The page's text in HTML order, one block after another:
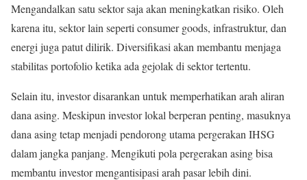
Mengandalkan satu sektor saja akan meningkatkan risiko. Oleh
karena itu, sektor lain seperti consumer goods, infrastruktur, dan
energi juga patut dilirik. Diversifikasi akan membantu menjaga
stabilitas portofolio ketika ada gejolak di sektor tertentu.
Selain itu, investor disarankan untuk memperhatikan arah aliran
dana asing. Meskipun investor lokal berperan penting, masuknya
dana asing tetap menjadi pendorong utama pergerakan IHSG
dalam jangka panjang. Mengikuti pola pergerakan asing bisa
membantu investor mengantisipasi arah pasar lebih dini.